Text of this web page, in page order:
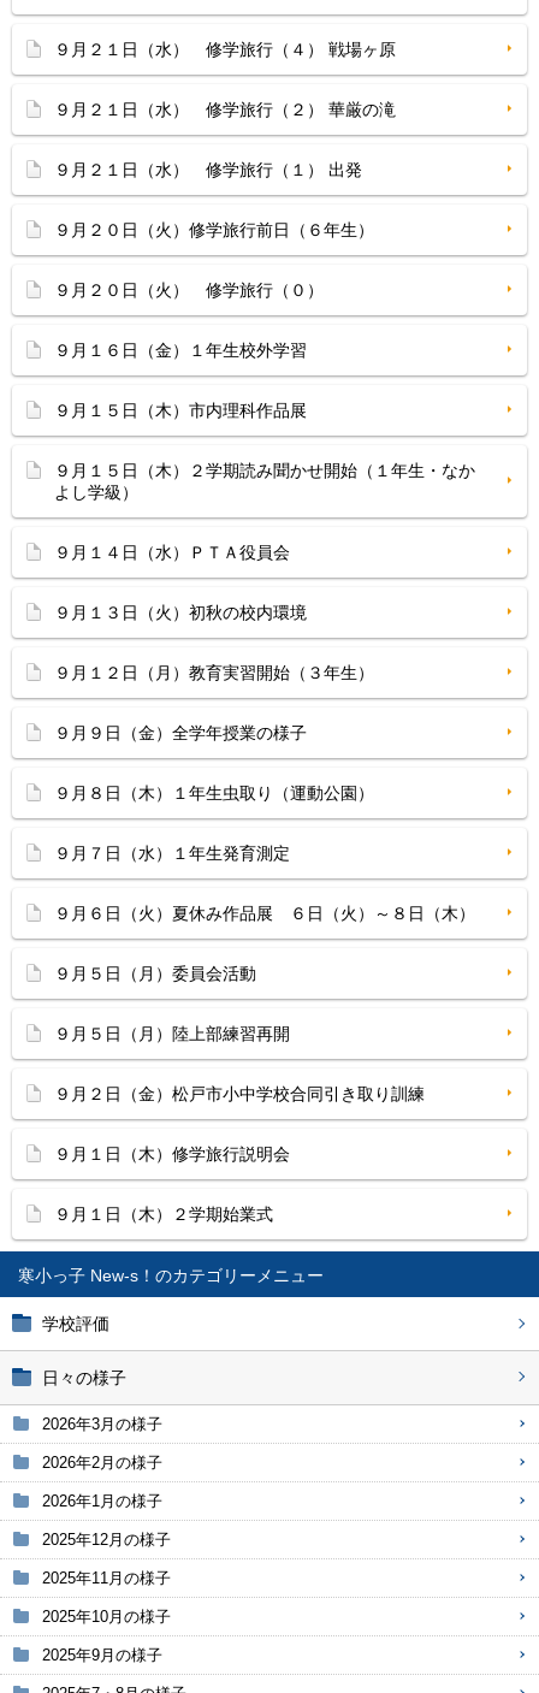
寒小っ子 New-s！
学校評価
日々の様子
2026年3月の様子
2026年2月の様子
2026年1月の様子
2025年12月の様子
2025年11月の様子
2025年10月の様子
2025年9月の様子
９月２１日（水） 修学旅行（４） 戦場ヶ原
９月２１日（水） 修学旅行（２） 華厳の滝
９月２１日（水） 修学旅行（１） 出発
９月２０日（火）修学旅行前日（６年生）
９月２０日（火） 修学旅行（０）
９月１６日（金）１年生校外学習
９月１５日（木）市内理科作品展
９月１５日（木）２学期読み聞かせ開始（１年生・なか
よし学級）
９月１４日（水）ＰＴＡ役員会
９月１３日（火）初秋の校内環境
９月１２日（月）教育実習開始（３年生）
９月９日（金）全学年授業の様子
９月８日（木）１年生虫取り（運動公園）
９月７日（水）１年生発育測定
９月６日（火）夏休み作品展 ６日（火）～８日（木）
９月５日（月）委員会活動
９月５日（月）陸上部練習再開
９月２日（金）松戸市小中学校合同引き取り訓練
９月１日（木）修学旅行説明会
９月１日（木）２学期始業式